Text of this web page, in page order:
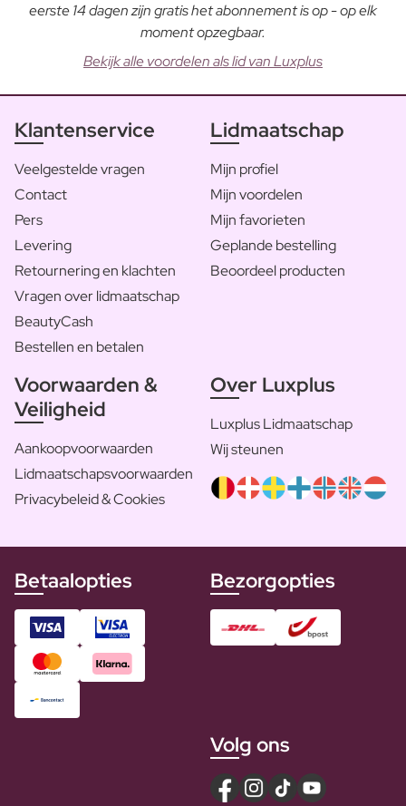
eerste 14 dagen zijn gratis het abonnement is op - op elk
moment opzegbaar.
Bekijk alle voordelen als lid van Luxplus
Klantenservice
Veelgestelde vragen
Contact
Pers
Levering
Retournering en klachten
Vragen over lidmaatschap
BeautyCash
Bestellen en betalen
Lidmaatschap
Mijn profiel
Mijn voordelen
Mijn favorieten
Geplande bestelling
Beoordeel producten
Voorwaarden &
Veiligheid
Aankoopvoorwaarden
Lidmaatschapsvoorwaarden
Privacybeleid & Cookies
Over Luxplus
Luxplus Lidmaatschap
Wij steunen
Betaalopties Bezorgopties
Volg ons